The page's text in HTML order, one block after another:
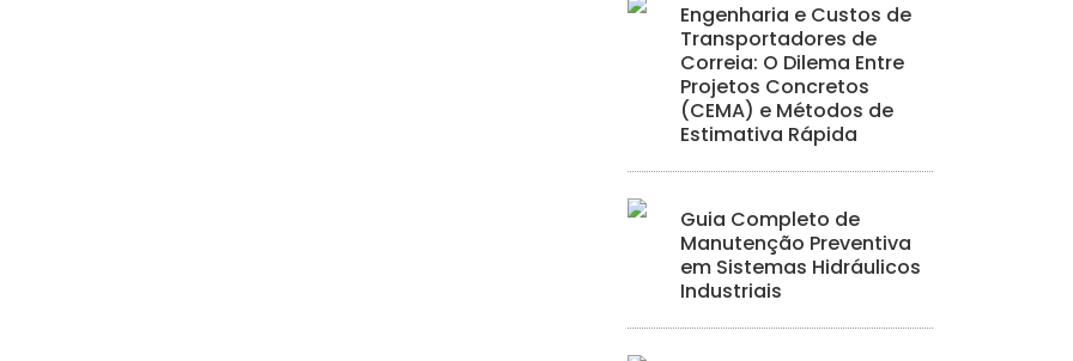
Engenharia e Custos de
Transportadores de
Correia: O Dilema Entre
Projetos Concretos
(CEMA) e Métodos de
Estimativa Rápida
Guia Completo de
Manutenção Preventiva
em Sistemas Hidráulicos
Industriais